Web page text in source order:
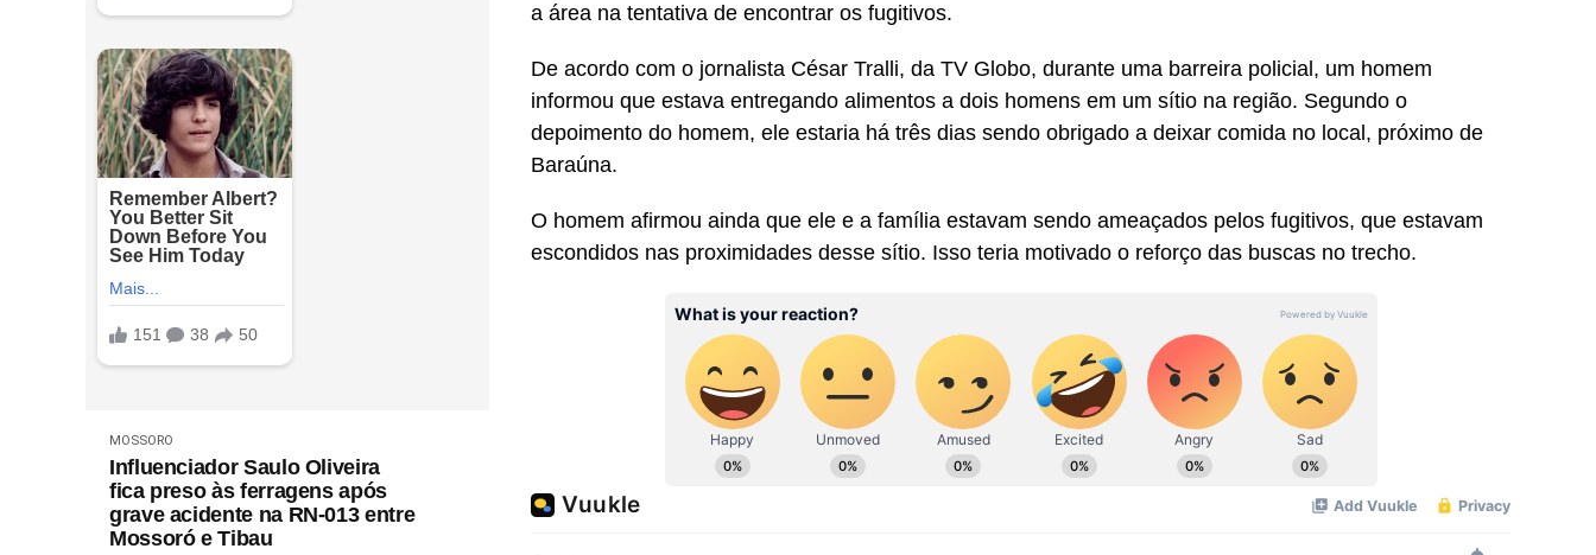
MOSSORO
Influenciador Saulo Oliveira
fica preso às ferragens após
grave acidente na RN-013 entre
Mossoró e Tibau
a área na tentativa de encontrar os fugitivos.
De acordo com o jornalista César Tralli, da TV Globo, durante uma barreira policial, um homem
informou que estava entregando alimentos a dois homens em um sítio na região. Segundo o
depoimento do homem, ele estaria há três dias sendo obrigado a deixar comida no local, próximo de
Baraúna.
O homem afirmou ainda que ele e a família estavam sendo ameaçados pelos fugitivos, que estavam
escondidos nas proximidades desse sítio. Isso teria motivado o reforço das buscas no trecho.